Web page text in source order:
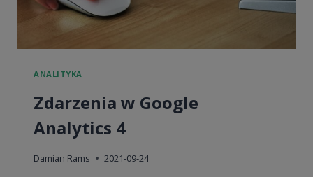
ANALITYKA
Zdarzenia w Google
Analytics 4
Damian Rams 2021-09-24